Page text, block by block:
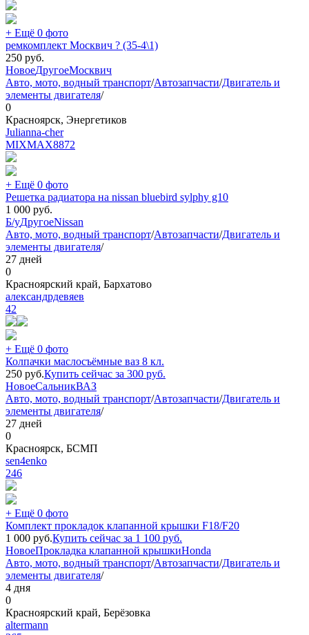
+ Ещё 0 фото
ремкомплект Москвич ? (35-4\1)
250 руб.
НовоеДругоеМосквич
Авто, мото, водный транспорт/Автозапчасти/Двигатель и
элементы двигателя/
0
Красноярск, Энергетиков
Julianna-cher
MIXMAX8872
+ Ещё 0 фото
Решетка радиатора на nissan bluebird sylphy g10
1 000 руб.
Б/уДругоеNissan
Авто, мото, водный транспорт/Автозапчасти/Двигатель и
элементы двигателя/
27 дней
0
Красноярский край, Бархатово
александрдевяев
42
+ Ещё 0 фото
Колпачки маслосъёмные ваз 8 кл.
250 руб.Купить сейчас за 300 руб.
НовоеСальникВАЗ
Авто, мото, водный транспорт/Автозапчасти/Двигатель и
элементы двигателя/
27 дней
0
Красноярск, БСМП
sen4enko
246
+ Ещё 0 фото
Комплект прокладок клапанной крышки F18/F20
1 000 руб.Купить сейчас за 1 100 руб.
НовоеПрокладка клапанной крышкиHonda
Авто, мото, водный транспорт/Автозапчасти/Двигатель и
элементы двигателя/
4 дня
0
Красноярский край, Берёзовка
altermann